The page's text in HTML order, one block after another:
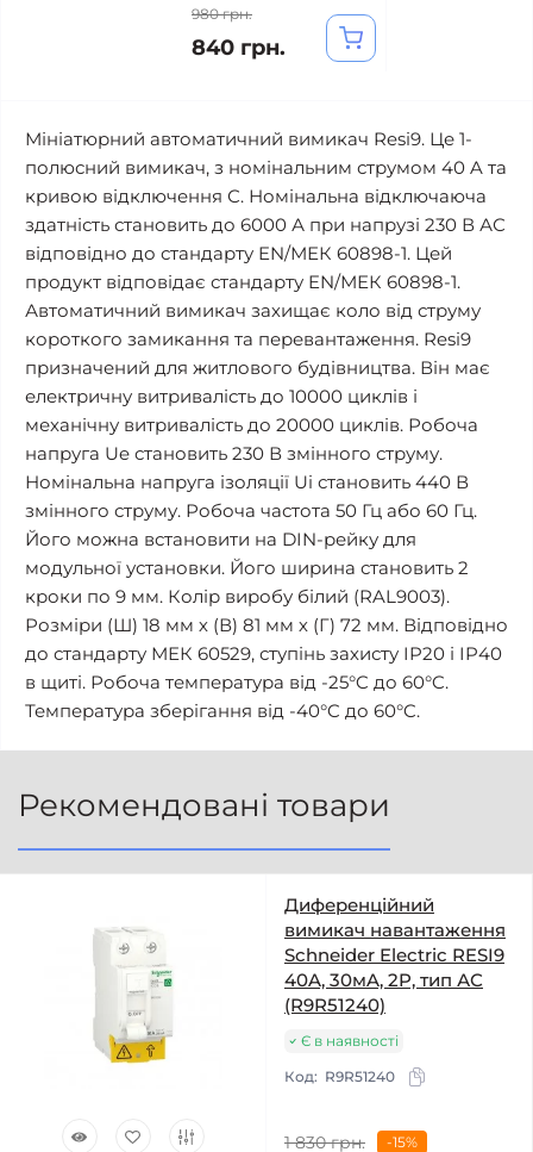
980 грн.
840 грн.
Мініатюрний автоматичний вимикач Resi9. Це 1-
полюсний вимикач, з номінальним струмом 40 A та
кривою відключення С. Номінальна відключаюча
здатність становить до 6000 А при напрузі 230 В АС
відповідно до стандарту EN/МЕК 60898-1. Цей
продукт відповідає стандарту EN/МЕК 60898-1.
Автоматичний вимикач захищає коло від струму
короткого замикання та перевантаження. Resi9
призначений для житлового будівництва. Він має
електричну витривалість до 10000 циклів і
механічну витривалість до 20000 циклів. Робоча
напруга Ue становить 230 В змінного струму.
Номінальна напруга ізоляції Ui становить 440 В
змінного струму. Робоча частота 50 Гц або 60 Гц.
Його можна встановити на DIN-рейку для
модульної установки. Його ширина становить 2
кроки по 9 мм. Колір виробу білий (RAL9003).
Розміри (Ш) 18 мм х (В) 81 мм х (Г) 72 мм. Відповідно
до стандарту МЕК 60529, ступінь захисту IP20 і IP40
в щиті. Робоча температура від -25°C до 60°C.
Температура зберігання від -40°C до 60°C.
Рекомендовані товари
Диференційний
вимикач навантаження
Schneider Electric RESI9
40A, 30мA, 2P, тип АС
(R9R51240)
Є в наявності
Код: R9R51240
1 830 грн. -15%